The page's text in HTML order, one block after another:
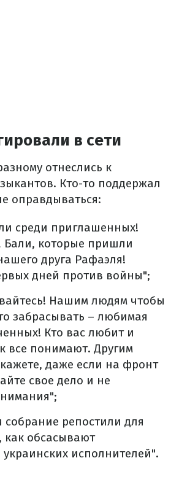
в сети
отнеслись к
Кто-то поддержал
оправдываться:
среди приглашенных!
которые пришли
друга Рафаэля!
дней против войны";
Нашим людям чтобы
забрасывать – любимая
Кто вас любит и
все понимают. Другим
даже если на фронт
свое дело и не
репостили для
как обсасывают
исполнителей".